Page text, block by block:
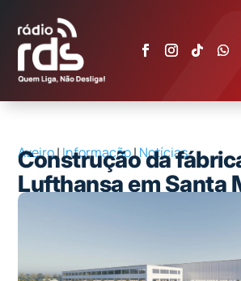
Aveiro|Informação|Notícias
Construção da
Lufthansa em Santa
Feira arranca em junho